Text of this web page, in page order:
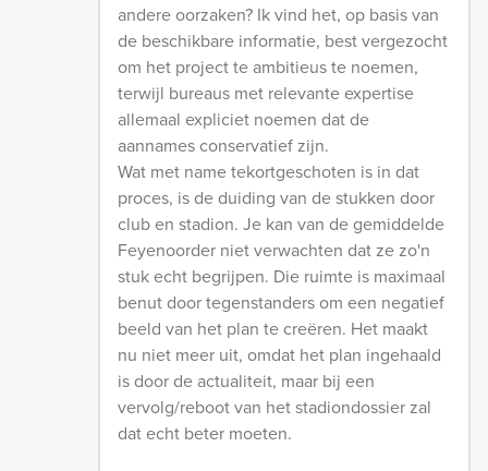
andere oorzaken? Ik vind het, op basis van
de beschikbare informatie, best vergezocht
om het project te ambitieus te noemen,
terwijl bureaus met relevante expertise
allemaal expliciet noemen dat de
aannames conservatief zijn.
Wat met name tekortgeschoten is in dat
proces, is de duiding van de stukken door
club en stadion. Je kan van de gemiddelde
Feyenoorder niet verwachten dat ze zo'n
stuk echt begrijpen. Die ruimte is maximaal
benut door tegenstanders om een negatief
beeld van het plan te creëren. Het maakt
nu niet meer uit, omdat het plan ingehaald
is door de actualiteit, maar bij een
vervolg/reboot van het stadiondossier zal
dat echt beter moeten.